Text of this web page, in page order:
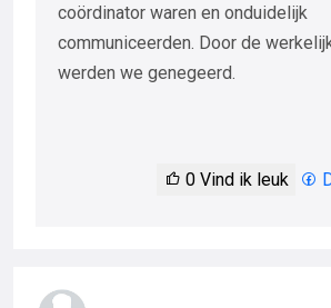
coördinator waren en onduidelijk
communiceerden. Door de
werden we genegeerd.
0 Vind ik leuk